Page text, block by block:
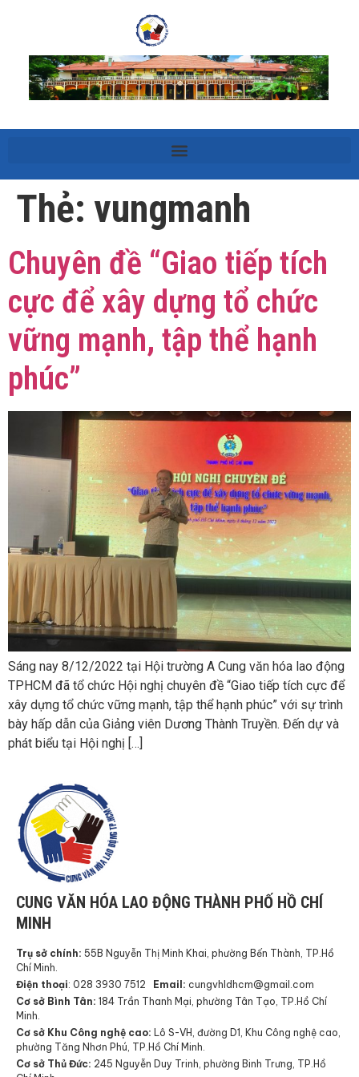
Thẻ: vungmanh
Chuyên đề “Giao tiếp tích
cực để xây dựng tổ chức
vững mạnh, tập thể hạnh
phúc”
Sáng nay 8/12/2022 tại Hội trường A Cung văn hóa lao động
TPHCM đã tổ chức Hội nghị chuyên đề “Giao tiếp tích cực để
xây dựng tổ chức vững mạnh, tập thể hạnh phúc” với sự trình
bày hấp dẫn của Giảng viên Dương Thành Truyền. Đến dự và
phát biểu tại Hội nghị […]
CUNG VĂN HÓA LAO ĐỘNG THÀNH PHỐ HỒ CHÍ
MINH
Trụ sở chính: 55B Nguyễn Thị Minh Khai, phường Bến Thành, TP.Hồ
Chí Minh.
Điện thoại: 028 3930 7512 Email: cungvhldhcm@gmail.com
Cơ sở Bình Tân: 184 Trần Thanh Mại, phường Tân Tạo, TP.Hồ Chí
Minh.
Cơ sở Khu Công nghệ cao: Lô S-VH, đường D1, Khu Công nghệ cao,
phường Tăng Nhơn Phú, TP.Hồ Chí Minh.
Cơ sở Thủ Đức: 245 Nguyễn Duy Trinh, phường Binh Trưng, TP.Hồ